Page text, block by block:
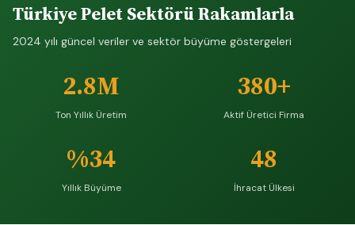
Türkiye Pelet Sektörü Rakamlarla
2024 yılı güncel veriler ve sektör büyüme göstergeleri
2.8M
Ton Yıllık Üretim
380+
Aktif Üretici Firma
%34
Yıllık Büyüme
48
İhracat Ülkesi